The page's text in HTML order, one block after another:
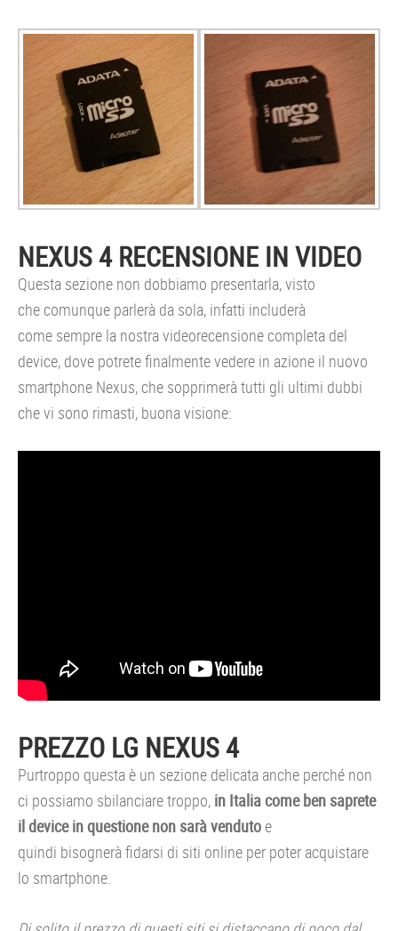
NEXUS 4 RECENSIONE IN VIDEO
Questa sezione non dobbiamo presentarla, visto
che comunque parlerà da sola, infatti includerà
come sempre la nostra videorecensione completa del
device, dove potrete finalmente vedere in azione il nuovo
smartphone Nexus, che sopprimerà tutti gli ultimi dubbi
che vi sono rimasti, buona visione:
PREZZO LG NEXUS 4
Purtroppo questa è un sezione delicata anche perché non
ci possiamo sbilanciare troppo, in Italia come ben saprete
il device in questione non sarà venduto e
quindi bisognerà fidarsi di siti online per poter acquistare
lo smartphone.